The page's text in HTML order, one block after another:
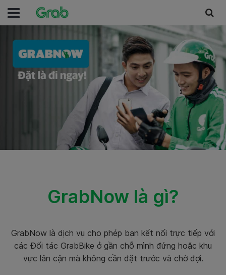
GrabNow là gì?
GrabNow là dịch vụ cho phép bạn kết nối trực tiếp với
các Đối tác GrabBike ở gần chỗ mình đứng hoặc khu
vực lân cận mà không cần đặt trước và chờ đợi.